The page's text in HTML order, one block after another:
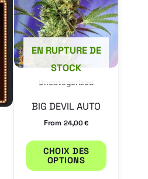
a
plusieurs
variations.
Les
options
peuvent
Uncategorized
EN RUPTURE DE
STOCK
BIG DEVIL AUTO
From 24,00€
CHOIX DES
OPTIONS
a
Les
sur
la